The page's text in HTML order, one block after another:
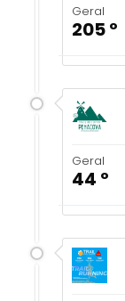
Geral
205 º
Geral
44 º